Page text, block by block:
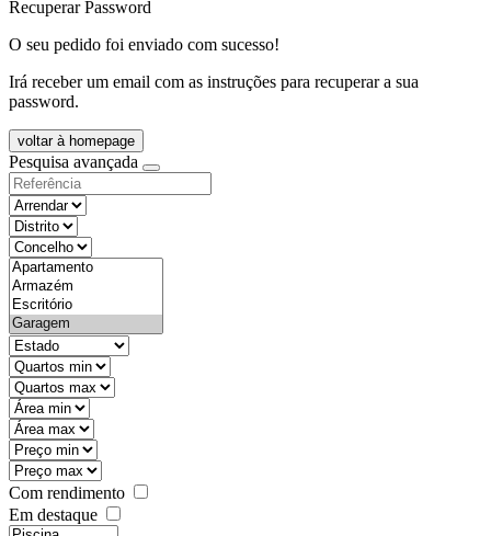
Recuperar Password
O seu pedido foi enviado com sucesso!
Irá receber um email com as instruções para recuperar a sua
password.
voltar à homepage
Pesquisa avançada
objective
districtId
countyId
types
state
mintypo
maxtypo
minarea
maxarea
minprice
maxprice
Com rendimento
Em destaque